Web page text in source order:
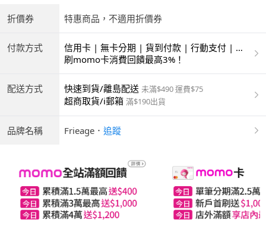
折價券 特惠商品，不適用折價券
付款方式
信用卡 | 無卡分期 | 貨到付款 | 行動支付 | 超
商付款 | ATM | 銀聯卡
刷momo卡消費回饋最高3%！
配送方式 快速到貨/離島配送 未滿$490 運費$75
超商取貨/i郵箱 滿$190出貨
品牌名稱 Frieage ． 追蹤